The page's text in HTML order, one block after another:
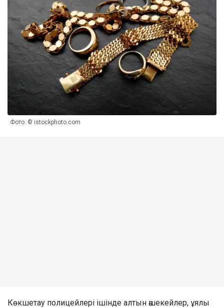
Фото: © istockphoto.com
Көкшетау полицейлері ішінде алтын әшекейлер, ұялы